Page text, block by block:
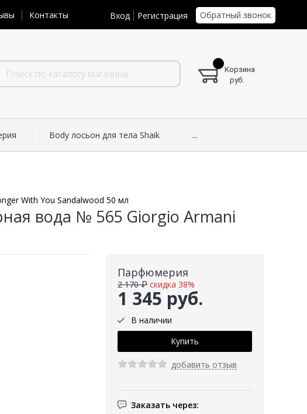
Контакты Вход Регистрация Обратный звонок
Корзина
руб.
Body лосьон для тела Shaik ...
With You Sandalwood 50 мл
вода № 565 Giorgio Armani
Парфюмерия
1 345 руб.
2 170 ₽ скидка 38%
В наличии
добавить отзыв
Заказать через: